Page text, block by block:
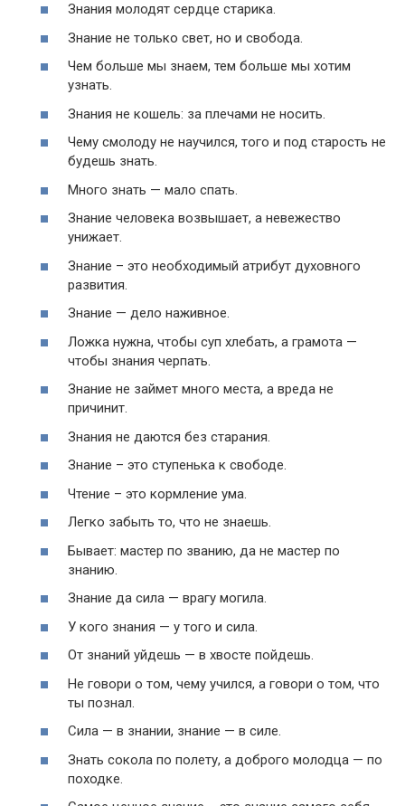
Знания молодят сердце старика.
Знание не только свет, но и свобода.
Чем больше мы знаем, тем больше мы хотим
узнать.
Знания не кошель: за плечами не носить.
Чему смолоду не научился, того и под старость не
будешь знать.
Много знать — мало спать.
Знание человека возвышает, а невежество
унижает.
Знание – это необходимый атрибут духовного
развития.
Знание — дело наживное.
Ложка нужна, чтобы суп хлебать, а грамота —
чтобы знания черпать.
Знание не займет много места, а вреда не
причинит.
Знания не даются без старания.
Знание – это ступенька к свободе.
Чтение – это кормление ума.
Легко забыть то, что не знаешь.
Бывает: мастер по званию, да не мастер по
знанию.
Знание да сила — врагу могила.
У кого знания — у того и сила.
От знаний уйдешь — в хвосте пойдешь.
Не говори о том, чему учился, а говори о том, что
ты познал.
Сила — в знании, знание — в силе.
Знать сокола по полету, а доброго молодца — по
походке.